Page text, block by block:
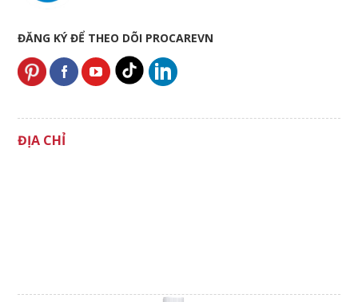
ĐĂNG KÝ ĐỂ THEO DÕI PROCAREVN
ĐỊA CHỈ